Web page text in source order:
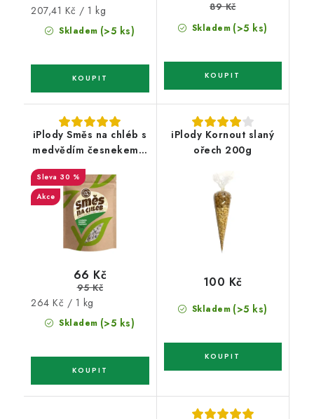
Skladem (>5 ks)
Měrná
cena:
207,41 Kč / 1 kg
Skladem (>5 ks)
89 Kč
iPlody Směs na chléb s
medvědím česnekem a
250g
30 %
Akce
Skladem (>5 ks)
66 Kč
95 Kč
Měrná
cena:
264 Kč / 1 kg
iPlody Kornout slaný
ořech 200g
Skladem (>5 ks)
100 Kč